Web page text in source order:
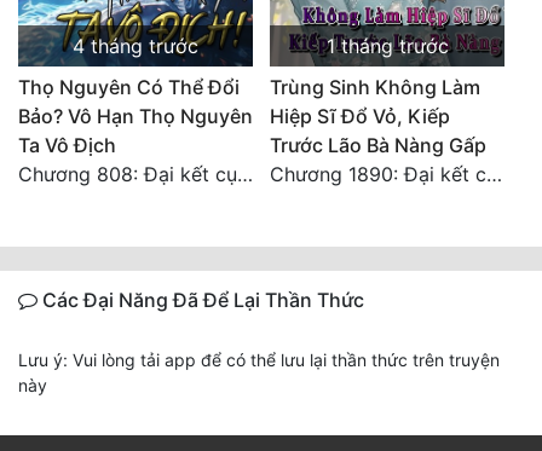
4 tháng trước
Thọ Nguyên Có Thể Đổi
Bảo? Vô Hạn Thọ Nguyên
Ta Vô Địch
Chương 808: Đại kết cục! ! ! ! ! !
1 tháng trước
Trùng Sinh Không Làm
Hiệp Sĩ Đổ Vỏ, Kiếp
Trước Lão Bà Nàng Gấp
Chương 1890: Đại kết cục
Các Đại Năng Đã Để Lại Thần Thức
Lưu ý: Vui lòng tải app để có thể lưu lại thần thức trên truyện
này